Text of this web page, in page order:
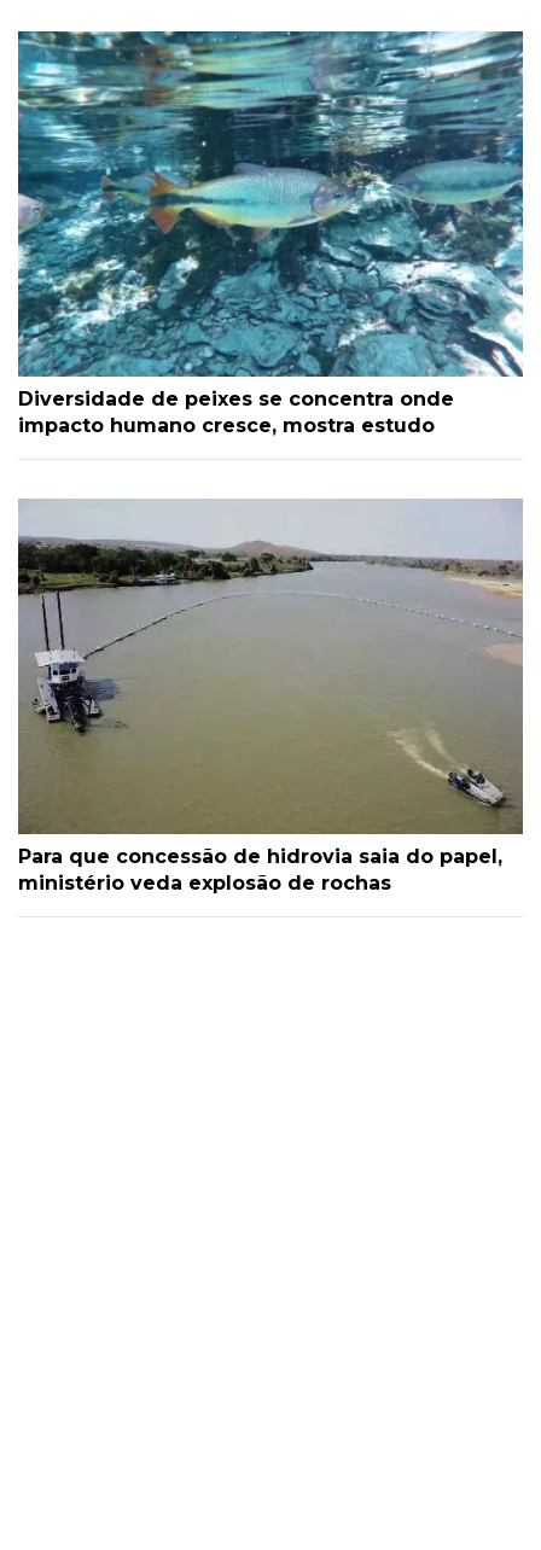
Diversidade de peixes se concentra onde
impacto humano cresce, mostra estudo
Para que concessão de hidrovia saia do papel,
ministério veda explosão de rochas